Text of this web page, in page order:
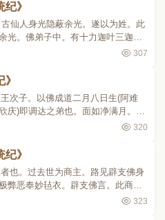
》
仙人身光隐蔽余光。遂以为姓。此
光。佛弟子中。有十力迦叶三迦叶
简之)名毕钵罗(此菩提树名。父母祷
307
次子。以佛成道二月八日生(阿难
庆)即调达之弟也。面如净满月。眼
四羯磨具足戒。多闻第一。年三十
320
》
也。过去世为商主。路见辟支佛身
弊恶奉妙毡衣。辟支佛言。此商那
罗汉生。则此草生于净地之上也)以
323